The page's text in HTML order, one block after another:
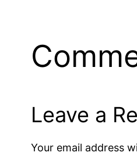
Leave a
Your email address